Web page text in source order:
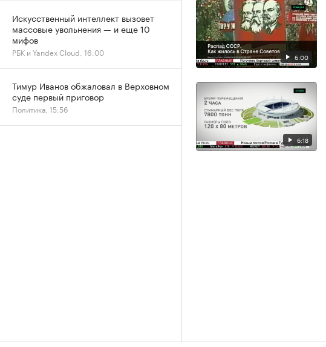
6:00
6:18
Искусственный интеллект вызовет
массовые увольнения — и еще 10
мифов
РБК и Yandex Cloud, 16:00
Тимур Иванов обжаловал в Верховном
суде первый приговор
Политика, 15:56